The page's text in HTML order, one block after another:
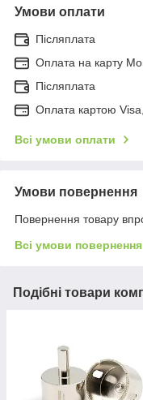
Умови оплати
Післяплата
Оплата на карту
Післяплата
Оплата картою
Всі умови оплати
Умови повернення
Повернення товару
Всі умови повернення
Подібні товари